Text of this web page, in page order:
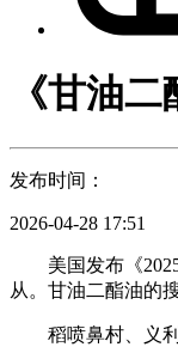
《甘油
发布时间：
2026-04-28 17:51
美国发布《2025-
从。甘油二酯油的
稻喷鼻村、义利